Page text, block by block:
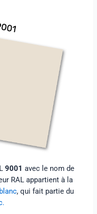
9001 avec le nom de
RAL appartient à la
, qui fait partie du